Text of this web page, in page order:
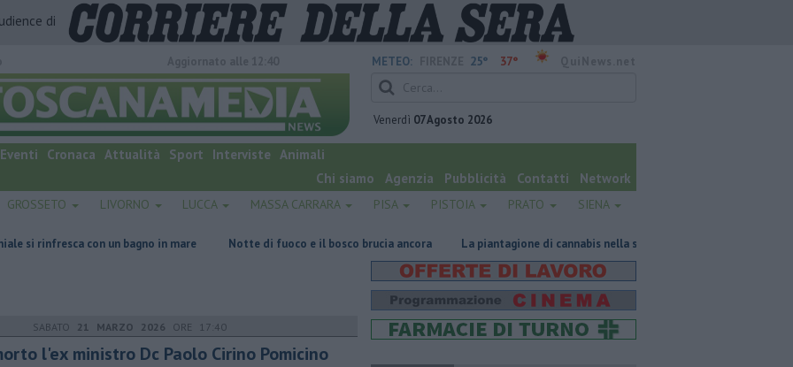
di
METEO: 25° 37°
Venerdì 07 Agosto 2026
Eventi Cronaca Attualità Sport Interviste Animali
Chi siamo
Agenzia Pubblicità Contatti Network
GROSSETO LIVORNO LUCCA MASSA CARRARA PISA PISTOIA PRATO SIENA
con un bagno in mare Notte di fuoco e il bosco brucia ancora La piantagione di cannabis nella serra domestica
SABATO 21 MARZO 2026 ORE 17:40
l'ex ministro Dc Paolo Cirino Pomicino